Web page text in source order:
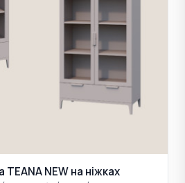
NEW на ніжках